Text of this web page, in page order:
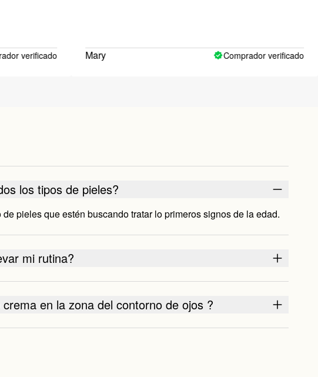
Mary Comprador verificado
los tipos de pieles?
pieles que estén buscando tratar lo primeros signos de la edad.
mi rutina?
en la zona del contorno de ojos ?
solar?